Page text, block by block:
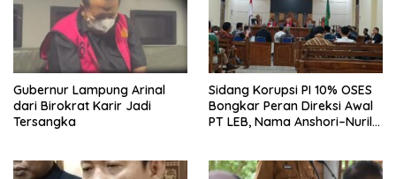
Gubernur Lampung Arinal
dari Birokrat Karir Jadi
Tersangka
Sidang Korupsi PI 10% OSES
Bongkar Peran Direksi Awal
PT LEB, Nama Anshori–Nuril